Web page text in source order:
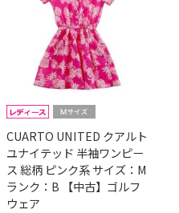
CUARTO UNITED クアルト
ユナイテッド 半袖ワンピー
ス 総柄 ピンク系 サイズ：M
ランク：B 【中古】ゴルフ
ウェア